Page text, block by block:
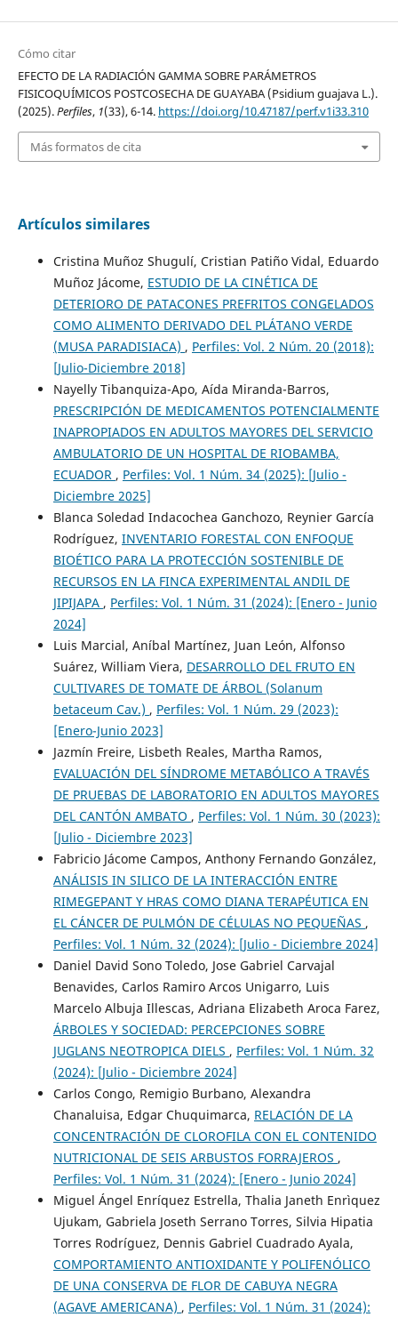
Cómo citar
EFECTO DE LA RADIACIÓN GAMMA SOBRE PARÁMETROS
FISICOQUÍMICOS POSTCOSECHA DE GUAYABA (Psidium guajava L.).
(2025).Perfiles, 1(33), 6-14. https://doi.org/10.47187/perf.v1i33.310
Más formatos de cita
Artículos similares
Cristina Muñoz Shugulí, Cristian Patiño Vidal, Eduardo
Muñoz Jácome, ESTUDIO DE LA CINÉTICA DE
DETERIORO DE PATACONES PREFRITOS CONGELADOS
COMO ALIMENTO DERIVADO DEL PLÁTANO VERDE
(MUSA PARADISIACA) , Perfiles: Vol. 2 Núm. 20 (2018):
[Julio-Diciembre 2018]
Nayelly Tibanquiza-Apo, Aída Miranda-Barros,
PRESCRIPCIÓN DE MEDICAMENTOS POTENCIALMENTE
INAPROPIADOS EN ADULTOS MAYORES DEL SERVICIO
AMBULATORIO DE UN HOSPITAL DE RIOBAMBA,
ECUADOR , Perfiles: Vol. 1 Núm. 34 (2025): [Julio -
Diciembre 2025]
Blanca Soledad Indacochea Ganchozo, Reynier García
Rodríguez, INVENTARIO FORESTAL CON ENFOQUE
BIOÉTICO PARA LA PROTECCIÓN SOSTENIBLE DE
RECURSOS EN LA FINCA EXPERIMENTAL ANDIL DE
JIPIJAPA , Perfiles: Vol. 1 Núm. 31 (2024): [Enero - Junio
2024]
Luis Marcial, Aníbal Martínez, Juan León, Alfonso
Suárez, William Viera, DESARROLLO DEL FRUTO EN
CULTIVARES DE TOMATE DE ÁRBOL (Solanum
betaceum Cav.) , Perfiles: Vol. 1 Núm. 29 (2023):
[Enero-Junio 2023]
Jazmín Freire, Lisbeth Reales, Martha Ramos,
EVALUACIÓN DEL SÍNDROME METABÓLICO A TRAVÉS
DE PRUEBAS DE LABORATORIO EN ADULTOS MAYORES
DEL CANTÓN AMBATO , Perfiles: Vol. 1 Núm. 30 (2023):
[Julio - Diciembre 2023]
Fabricio Jácome Campos, Anthony Fernando González,
ANÁLISIS IN SILICO DE LA INTERACCIÓN ENTRE
RIMEGEPANT Y HRAS COMO DIANA TERAPÉUTICA EN
EL CÁNCER DE PULMÓN DE CÉLULAS NO PEQUEÑAS ,
Perfiles: Vol. 1 Núm. 32 (2024): [Julio - Diciembre 2024]
Daniel David Sono Toledo, Jose Gabriel Carvajal
Benavides, Carlos Ramiro Arcos Unigarro, Luis
Marcelo Albuja Illescas, Adriana Elizabeth Aroca Farez,
ÁRBOLES Y SOCIEDAD: PERCEPCIONES SOBRE
JUGLANS NEOTROPICA DIELS , Perfiles: Vol. 1 Núm. 32
(2024): [Julio - Diciembre 2024]
Carlos Congo, Remigio Burbano, Alexandra
Chanaluisa, Edgar Chuquimarca, RELACIÓN DE LA
CONCENTRACIÓN DE CLOROFILA CON EL CONTENIDO
NUTRICIONAL DE SEIS ARBUSTOS FORRAJEROS ,
Perfiles: Vol. 1 Núm. 31 (2024): [Enero - Junio 2024]
Miguel Ángel Enríquez Estrella, Thalia Janeth Enrìquez
Ujukam, Gabriela Joseth Serrano Torres, Silvia Hipatia
Torres Rodríguez, Dennis Gabriel Cuadrado Ayala,
COMPORTAMIENTO ANTIOXIDANTE Y POLIFENÓLICO
DE UNA CONSERVA DE FLOR DE CABUYA NEGRA
(AGAVE AMERICANA) , Perfiles: Vol. 1 Núm. 31 (2024):